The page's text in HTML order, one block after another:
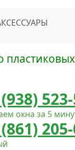
окна за 5